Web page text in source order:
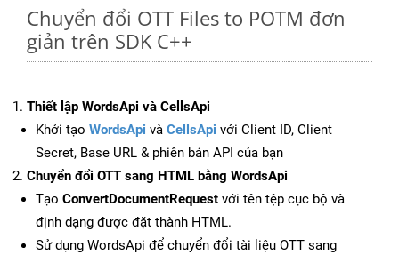
Chuyển đổi OTT Files to POTM đơn
giản trên SDK C++
Thiết lập WordsApi và CellsApi
Khởi tạo WordsApi và CellsApi với Client ID, Client
Secret, Base URL & phiên bản API của bạn
Chuyển đổi OTT sang HTML bằng WordsApi
Tạo ConvertDocumentRequest với tên tệp cục bộ và
định dạng được đặt thành HTML.
Sử dụng WordsApi để chuyển đổi tài liệu OTT sang